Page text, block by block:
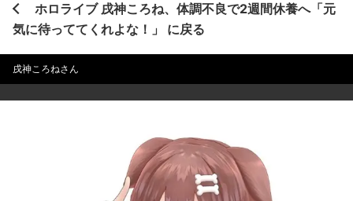
ホロライブ 戌神ころね、体調不良で2週間休養へ「元
気に待っててくれよな！」 に戻る
戌神ころねさん